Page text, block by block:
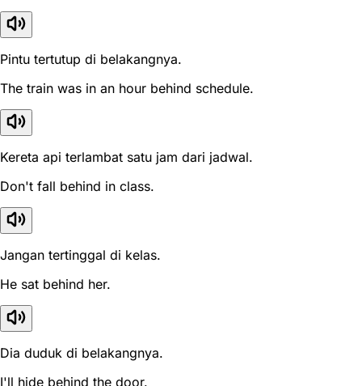
Pintu tertutup di belakangnya.
The train was in an hour behind schedule.
Kereta api terlambat satu jam dari jadwal.
Don't fall behind in class.
Jangan tertinggal di kelas.
He sat behind her.
Dia duduk di belakangnya.
I'll hide behind the door.